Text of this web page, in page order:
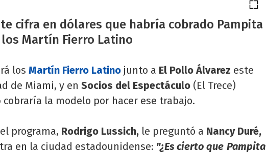
cifra en dólares que habría cobrado Pampita
Martín Fierro Latino
los Martín Fierro Latino junto a El Pollo Álvarez este
de Miami, y en Socios del Espectáculo (El Trece)
cobraría la modelo por hacer ese trabajo.
programa, Rodrigo Lussich, le preguntó a Nancy Duré,
en la ciudad estadounidense: "¿Es cierto que Pampita